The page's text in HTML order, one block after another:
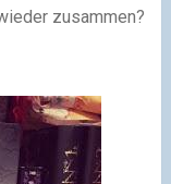
zusammen?